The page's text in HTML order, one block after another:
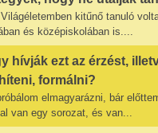
kitűnő tanuló
és középiskolában is....
hívják ezt az érzést,
formálni?
elmagyarázni, bár
van egy sorozat, és van...